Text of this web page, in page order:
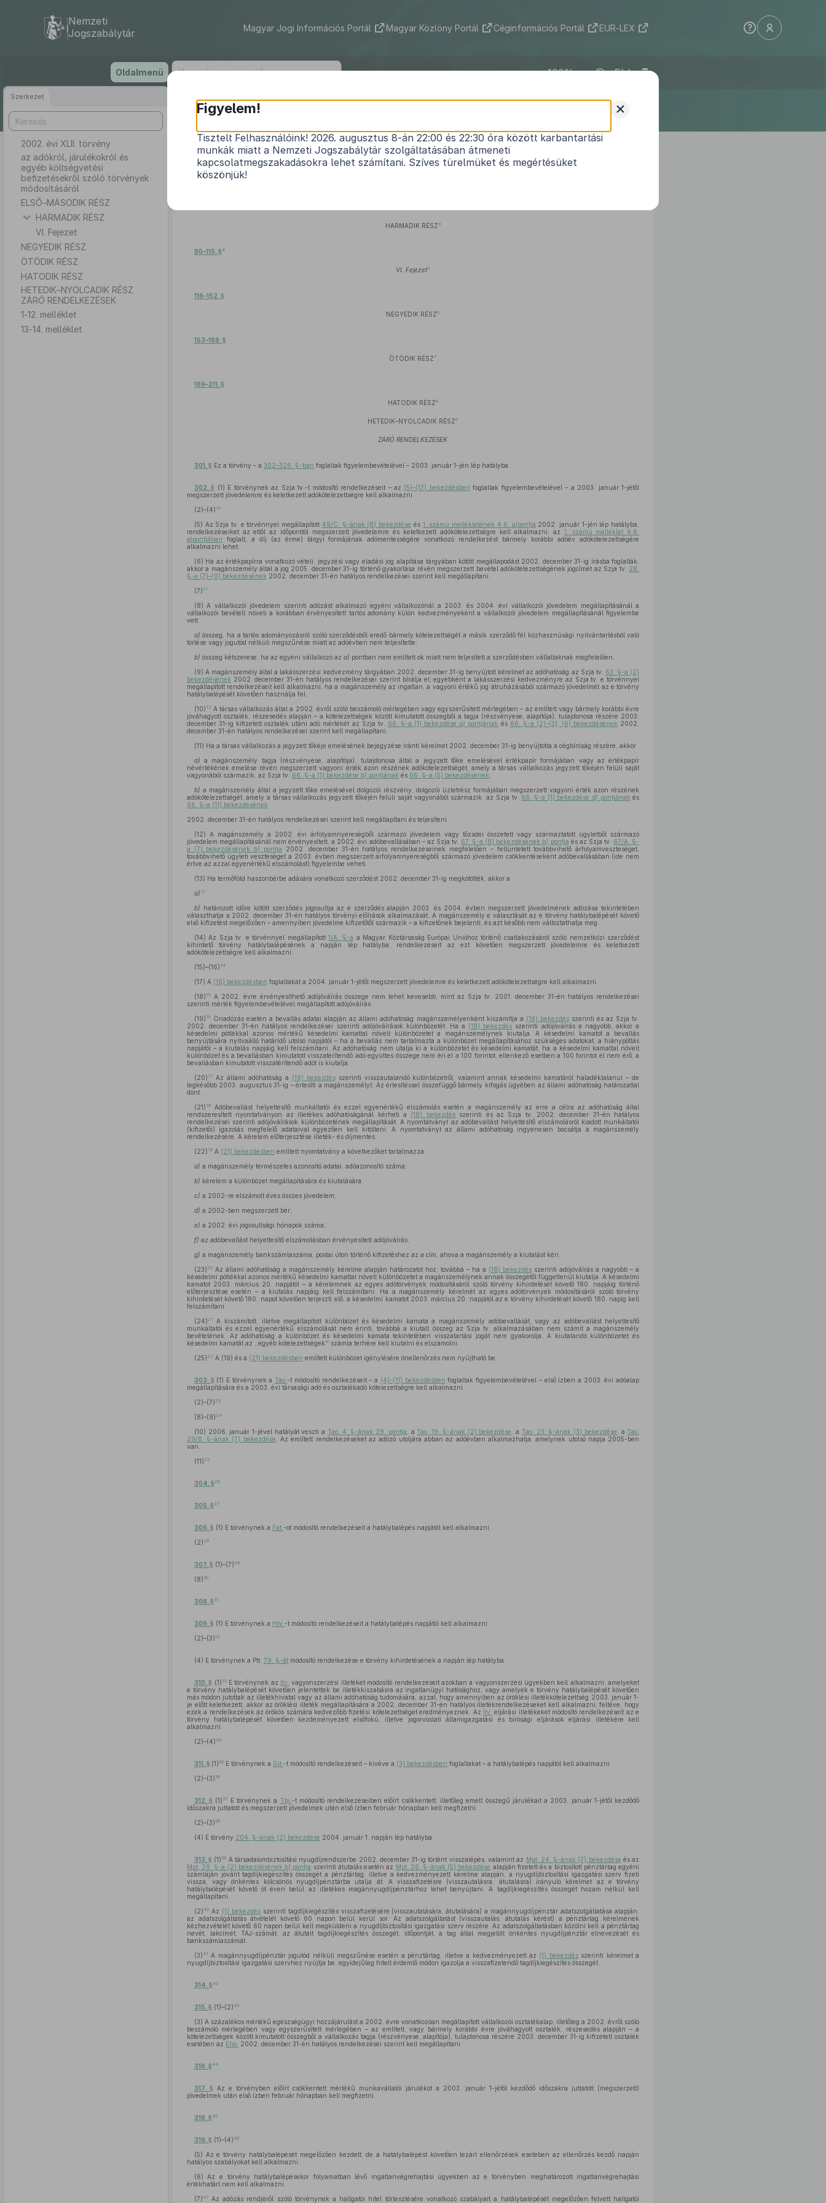
tartalomra
Nemzeti
Jogszabálytár
Magyar Jogi Információs Portál Magyar Közlöny Portál Céginformációs Portál EUR-LEX
Oldalmenü ELI
Szerkezet
2002. évi XLII. törvény
az adókról, járulékokról és
egyéb költségvetési
befizetésekről szóló törvények
módosításáról
ELSŐ–MÁSODIK RÉSZ
HARMADIK RÉSZ
VI. Fejezet
NEGYEDIK RÉSZ
ÖTÖDIK RÉSZ
HATODIK RÉSZ
HETEDIK–NYOLCADIK RÉSZ
ZÁRÓ RENDELKEZÉSEK
1-12. melléklet
13-14. melléklet
2002. évi XLII. törvény
az adókról, járulékokról és egyéb költségvetési befizetésekről szóló törvények
módosításáról1
HARMADIK RÉSZ 3
80–115. §4
VI. Fejezet5
116–152. §
NEGYEDIK RÉSZ6
153–188. §
ÖTÖDIK RÉSZ7
189–211. §
HATODIK RÉSZ8
HETEDIK–NYOLCADIK RÉSZ9
ZÁRÓ RENDELKEZÉSEK
301. § Ez a törvény – a 302–326. §-ban foglaltak figyelembevételével – 2003. január 1-jén lép hatályba.
302. § (1) E törvénynek az Szja tv.-t módosító rendelkezéseit – az (5)–(17) bekezdésben foglaltak figyelembevételével – a 2003. január 1-jétől
megszerzett jövedelemre és keletkezett adókötelezettségre kell alkalmazni.
(2)–(4) 10
(5) Az Szja tv. e törvénnyel megállapított 49/C. §-ának (8) bekezdése és 1. számú mellékletének 4.6. alpontja 2002. január 1-jén lép hatályba,
rendelkezéseiket az ettől az időponttól megszerzett jövedelemre és keletkezett adókötelezettségre kell alkalmazni; az 1. számú melléklet 4.6.
alpontjában foglalt, a díj (az érme) tárgyi formájának adómentességére vonatkozó rendelkezést bármely korábbi adóév adókötelezettségére
alkalmazni lehet.
(6) Ha az értékpapírra vonatkozó vételi, jegyzési vagy eladási jog alapítása tárgyában kötött megállapodást 2002. december 31-ig írásba foglalták,
akkor a magánszemély által a jog 2005. december 31-ig történő gyakorlása révén megszerzett bevétel adókötelezettségének jogcímét az Szja tv. 28.
§-a (7)–(9) bekezdésének 2002. december 31-én hatályos rendelkezései szerint kell megállapítani.
(7) 11
(8) A vállalkozói jövedelem szerinti adózást alkalmazó egyéni vállalkozónál a 2003. és 2004. évi vállalkozói jövedelem megállapításánál a
vállalkozói bevételt növeli a korábban érvényesített tartós adomány külön kedvezményeként a vállalkozói jövedelem megállapításánál figyelembe
vett
a) összeg, ha a tartós adományozásról szóló szerződésből eredő bármely kötelezettségét a másik szerződő fél közhasznúsági nyilvántartásból való
törlése vagy jogutód nélküli megszűnése miatt az adóévben nem teljesítette;
b) összeg kétszerese, ha az egyéni vállalkozó az a) pontban nem említett ok miatt nem teljesített a szerződésben vállaltaknak megfelelően.
(9) A magánszemély által a lakásszerzési kedvezmény tárgyában 2002. december 31-ig benyújtott kérelmet az adóhatóság az Szja tv. 63. §-a (2)
bekezdésének 2002. december 31-én hatályos rendelkezései szerint bírálja el; egyébként a lakásszerzési kedvezményre az Szja tv. e törvénnyel
megállapított rendelkezéseit kell alkalmazni, ha a magánszemély az ingatlan, a vagyoni értékű jog átruházásából származó jövedelmét az e törvény
hatálybalépését követően használja fel.
(10) 12 A társas vállalkozás által a 2002. évről szóló beszámoló mérlegében vagy egyszerűsített mérlegében – az említett vagy bármely korábbi évre
jóváhagyott osztalék, részesedés alapján – a kötelezettségek között kimutatott összegből a tagja (részvényese, alapítója), tulajdonosa részére 2003.
december 31-ig kifizetett osztalék utáni adó mértékét az Szja tv. 66. §-a (1) bekezdésea) pontjának és 66. §-a (2)–(3), (6) bekezdésének 2002.
december 31-én hatályos rendelkezései szerint kell megállapítani.
(11) Ha a társas vállalkozás a jegyzett tőkéje emelésének bejegyzése iránti kérelmet 2002. december 31-ig benyújtotta a cégbíróság részére, akkor
a) a magánszemély tagja (részvényese, alapítója), tulajdonosa által a jegyzett tőke emelésével értékpapír formájában vagy az értékpapír
névértékének emelése révén megszerzett vagyoni érték azon részének adókötelezettségét, amely a társas vállalkozás jegyzett tőkéjén felüli saját
vagyonából származik, az Szja tv.
66. §-a (1) bekezdése b) pontjának és 66. §-a (5) bekezdésének
b) a magánszemély által a jegyzett tőke emelésével dolgozói részvény, dolgozói üzletrész formájában megszerzett vagyoni érték azon részének
adókötelezettségét, amely a társas vállalkozás jegyzett tőkéjén felüli saját vagyonából származik, az Szja tv. 66. §-a (1) bekezdése d) pontjának és
66. §-a (11) bekezdésének
2002. december 31-én hatályos rendelkezései szerint kell megállapítani és teljesíteni.
(12) A magánszemély a 2002. évi árfolyamnyereségből származó jövedelem vagy tőzsdei összetett vagy származtatott ügyletből származó
jövedelem megállapításánál nem érvényesített, a 2002. évi adóbevallásában – az Szja tv. 67. §-a (8) bekezdésénekb) pontja és az Szja tv. 67/A. §-
a (7) bekezdésénekb) pontja 2002. december 31-én hatályos rendelkezéseinek megfelelően – feltüntetett továbbvihető árfolyamveszteséget,
továbbvihető ügyleti veszteséget a 2003. évben megszerzett árfolyamnyereségből származó jövedelem csökkentéseként adóbevallásában (ide nem
értve az azzal egyenértékű elszámolást) figyelembe veheti.
(13) Ha termőföld haszonbérbe adására vonatkozó szerződést 2002. december 31-ig megkötötték, akkor a
a) 13
b) határozott időre kötött szerződés jogosultja az e szerződés alapján 2003. és 2004. évben megszerzett jövedelmének adózása tekintetében
választhatja a 2002. december 31-én hatályos törvényi előírások alkalmazását. A magánszemély e választását az e törvény hatálybalépését követő
első kifizetést megelőzően – amennyiben jövedelme kifizetőtől származik – a kifizetőnek bejelenti, és azt később nem változtathatja meg.
(14) Az Szja tv. e törvénnyel megállapított1/A. §-a a Magyar Köztársaság Európai Unióhoz történő csatlakozásáról szóló nemzetközi szerződést
kihirdető törvény hatálybalépésének a napján lép hatályba, rendelkezéseit az ezt követően megszerzett jövedelemre és keletkezett
adókötelezettségre kell alkalmazni.
(15)–(16) 14
(17) A (16) bekezdésben foglaltakat a 2004. január 1-jétől megszerzett jövedelemre és keletkezett adókötelezettségre kell alkalmazni.
(18) 15A 2002. évre érvényesíthető adójóváírás összege nem lehet kevesebb, mint az Szja tv. 2001. december 31-én hatályos rendelkezései
szerinti mérték figyelembevételével megállapított adójóváírás.
(19) 16Önadózás esetén a bevallás adatai alapján az állami adóhatóság magánszemélyenként kiszámítja a (18) bekezdésszerinti és az Szja tv.
2002. december 31-én hatályos rendelkezései szerinti adójóváírások különbözetét. Ha a (18) bekezdés szerinti adójóváírás a nagyobb, akkor a
késedelmi pótlékkal azonos mértékű késedelmi kamattal növelt különbözetet a magánszemélynek kiutalja. A késedelmi kamatot a bevallás
benyújtására nyitvaálló határidő utolsó napjától – ha a bevallás nem tartalmazta a különbözet megállapításához szükséges adatokat, a hiánypótlás
napjától – a kiutalás napjáig kell felszámítani. Az adóhatóság nem utalja ki a különbözetet és késedelmi kamatát, ha a késedelmi kamattal növelt
különbözet és a bevallásban kimutatott visszatérítendő adó együttes összege nem éri el a 100 forintot, ellenkező esetben a 100 forintot el nem érő, a
bevallásban kimutatott visszatérítendő adót is kiutalja.
(20) 17Az állami adóhatóság a (19) bekezdésszerinti visszautalandó különbözetről, valamint annak késedelmi kamatáról haladéktalanul – de
legkésőbb 2003. augusztus 31-ig – értesíti a magánszemélyt. Az értesítéssel összefüggő bármely kifogás ügyében az állami adóhatóság határozattal
dönt.
(21) 18Adóbevallást helyettesítő munkáltatói és ezzel egyenértékű elszámolás esetén a magánszemély az erre a célra az adóhatóság által
rendszeresített nyomtatványon az illetékes adóhatóságánál kérheti a (18) bekezdésszerinti és az Szja tv. 2002. december 31-én hatályos
rendelkezései szerinti adójóváírások különbözetének megállapítását. A nyomtatványt az adóbevallást helyettesítő elszámolásról kiadott munkáltatói
(kifizetői) igazolás megfelelő adataival egyezően kell kitölteni. A nyomtatványt az állami adóhatóság ingyenesen bocsátja a magánszemély
rendelkezésére. A kérelem előterjesztése illeték- és díjmentes.
(22) 19A (21) bekezdésben említett nyomtatvány a következőket tartalmazza:
a) a magánszemély természetes azonosító adatai, adóazonosító száma;
b) kérelem a különbözet megállapítására és kiutalására;
c) a 2002-re elszámolt éves összes jövedelem;
d) a 2002-ben megszerzett bér;
e) a 2002. évi jogosultsági hónapok száma;
f) az adóbevallást helyettesítő elszámolásban érvényesített adójóváírás;
g) a magánszemély bankszámlaszáma, postai úton történő kifizetéshez az a cím, ahova a magánszemély a kiutalást kéri.
(23) 20Az állami adóhatóság a magánszemély kérelme alapján határozatot hoz, továbbá – ha a (18) bekezdés szerinti adójóváírás a nagyobb – a
késedelmi pótlékkal azonos mértékű késedelmi kamattal növelt különbözetet a magánszemélynek annak összegétől függetlenül kiutalja. A késedelmi
kamatot 2003. március 20. napjától – a kérelemnek az egyes adótörvények módosításáról szóló törvény kihirdetését követő 180. napjáig történő
előterjesztése esetén – a kiutalás napjáig kell felszámítani. Ha a magánszemély kérelmét az egyes adótörvények módosításáról szóló törvény
kihirdetését követő 180. napot követően terjeszti elő, a késedelmi kamatot 2003. március 20. napjától az e törvény kihirdetését követő 180. napig kell
felszámítani.
(24) 21
A kiszámított, illetve megállapított különbözet és késedelmi kamata a magánszemély adóbevallását, vagy az adóbevallást helyettesítő
munkáltatói és ezzel egyenértékű elszámolását nem érinti, továbbá a kiutalt összeg az Szja tv. alkalmazásában nem számít a magánszemély
bevételének. Az adóhatóság a különbözet és késedelmi kamata tekintetében visszatartási jogát nem gyakorolja. A kiutalandó különbözetet és
késedelmi kamatát az ,,egyéb kötelezettségek'' számla terhére kell kiutalni és elszámolni.
(25) 22 A (19) és a (21) bekezdésben említett különbözet igénylésére önellenőrzés nem nyújtható be.
303. § (1) E törvénynek a Tao.-t módosító rendelkezéseit – a (4)–(11) bekezdésben foglaltak figyelembevételével – első ízben a 2003. évi adóalap
megállapítására és a 2003. évi társasági adó és osztalékadó kötelezettségre kell alkalmazni.
(2)–(7) 23
(8)–(9) 24
(10) 2006. január 1-jével hatályát veszti a Tao. 4. §-ának 28. pontja , a Tao. 19. §-ának (2) bekezdése , a Tao. 23. §-ának (3) bekezdése , a Tao.
29/B. §-ának (7) bekezdése . Az említett rendelkezéseket az adózó utoljára abban az adóévben alkalmazhatja, amelynek utolsó napja 2005-ben
van.
(11) 25
304. § 26
305. § 27
306. § (1) E törvénynek a Fat. -ot módosító rendelkezéseit a hatálybalépés napjától kell alkalmazni.
(2) 28
307. § (1)–(7) 29
(8) 30
308. § 31
309. § (1) E törvénynek a Htv. -t módosító rendelkezéseit a hatálybalépés napjától kell alkalmazni.
(2)–(3) 32
(4) E törvénynek a Ptt. 79. §-átmódosító rendelkezése e törvény kihirdetésének a napján lép hatályba.
310. § (1) 33E törvénynek az Itv. vagyonszerzési illetéket módosító rendelkezéseit azokban a vagyonszerzési ügyekben kell alkalmazni, amelyeket
e törvény hatálybalépését követően jelentettek be illetékkiszabásra az ingatlanügyi hatósághoz, vagy amelyek e törvény hatálybalépését követően
más módon jutottak az illetékhivatal vagy az állami adóhatóság tudomására, azzal, hogy amennyiben az öröklési illetékkötelezettség 2003. január 1-
je előtt keletkezett, akkor az öröklési illeték megállapítására a 2002. december 31-én hatályos illetékrendelkezéseket kell alkalmazni, feltéve, hogy
ezek a rendelkezések az örökös számára kedvezőbb fizetési kötelezettséget eredményeznek. Az Itv. eljárási illetékeket módosító rendelkezéseit az e
törvény hatálybalépését követően kezdeményezett elsőfokú, illetve jogorvoslati államigazgatási és bírósági eljárások eljárási illetékére kell
alkalmazni.
(2)–(4) 34
311. § (1) 35E törvénynek a Gjt. -t módosító rendelkezéseit – kivéve a (3) bekezdésben foglaltakat – a hatálybalépés napjától kell alkalmazni.
(2)–(3) 36
312. § (1)37 E törvénynek a Tbj. -t módosító rendelkezéseiben előírt csökkentett, illetőleg emelt összegű járulékait a 2003. január 1-jétől kezdődő
időszakra juttatott és megszerzett jövedelmek után első ízben február hónapban kell megfizetni.
(2)–(3) 38
(4) E törvény 204. §-ának (2) bekezdése 2004. január 1. napján lép hatályba.
313. § (1)39 A társadalombiztosítási nyugdíjrendszerbe 2002. december 31-ig történt visszalépés, valamint az Mpt. 24. §-ának (7) bekezdése és az
Mpt. 29. §-a (2) bekezdésénekb) pontja szerinti átutalás esetén az Mpt. 26. §-ának (5) bekezdése alapján fizetett és a biztosított pénztártag egyéni
számláján jóváírt tagdíjkiegészítés összegét a pénztártag, illetve a kedvezményezett kérelme alapján, a nyugdíjbiztosítási igazgatási szerv fizeti
vissza, vagy önkéntes kölcsönös nyugdíjpénztárba utalja át. A visszafizetésre (visszautalásra, átutalásra) irányuló kérelmet az e törvény
hatálybalépését követő öt éven belül az illetékes magánnyugdíjpénztárhoz lehet benyújtani. A tagdíjkiegészítés összegét hozam nélkül kell
megállapítani.
(2)40Az (1) bekezdésszerinti tagdíjkiegészítés visszafizetésére (visszautalására, átutalására) a magánnyugdíjpénztár adatszolgáltatása alapján,
az adatszolgáltatás átvételét követő 60 napon belül kerül sor. Az adatszolgáltatást (visszautalás, átutalás kérést) a pénztártag kérelmének
kézhezvételét követő 60 napon belül kell megküldeni a nyugdíjbiztosítási igazgatási szerv részére. Az adatszolgáltatásban közölni kell a pénztártag
nevét, lakcímét, TAJ-számát, az átutalt tagdíjkiegészítés összegét, időpontját, a tag által megjelölt önkéntes nyugdíjpénztár elnevezését és
bankszámlaszámát.
(3)41 A magánnyugdíjpénztár jogutód nélküli megszűnése esetén a pénztártag, illetve a kedvezményezett az (1) bekezdésszerinti kérelmet a
nyugdíjbiztosítási igazgatási szervhez nyújtja be, egyidejűleg hitelt érdemlő módon igazolja a visszafizetendő tagdíjkiegészítés összegét.
314. §42
315. § (1)–(2)43
(3) A százalékos mértékű egészségügyi hozzájárulást a 2002. évre vonatkozóan megállapított vállalkozói osztalékalap, illetőleg a 2002. évről szóló
beszámoló mérlegében vagy egyszerűsített mérlegében – az említett, vagy bármely korábbi évre jóváhagyott osztalék, részesedés alapján – a
kötelezettségek között kimutatott összegből a vállalkozás tagja (részvényese, alapítója), tulajdonosa részére 2003. december 31-ig kifizetett osztalék
esetében az Eho. 2002. december 31-én hatályos rendelkezései szerint kell megállapítani.
316. §44
317. § Az e törvényben előírt csökkentett mértékű munkavállalói járulékot a 2003. január 1-jétől kezdődő időszakra juttatott (megszerzett)
jövedelmek után első ízben február hónapban kell megfizetni.
318. §45
319. § (1)–(4)46
(5) Az e törvény hatálybalépését megelőzően kezdett, de a hatálybalépést követően lezárt ellenőrzések esetében az ellenőrzés kezdő napján
hatályos szabályokat kell alkalmazni.
(6) Az e törvény hatálybalépésekor folyamatban lévő ingatlanvégrehajtási ügyekben az e törvényben meghatározott ingatlanvégrehajtási
értékhatárt nem kell alkalmazni.
(7)47Az adózás rendjéről szóló törvénynek a hallgatói hitel törlesztésére vonatkozó szabályait a hatálybalépését megelőzően felvett hallgatói
+
Figyelem!
Tisztelt Felhasználóink! 2026. augusztus 8-án 22:00 és 22:30 óra között karbantartási
munkák miatt a Nemzeti Jogszabálytár szolgáltatásában átmeneti
kapcsolatmegszakadásokra lehet számítani. Szíves türelmüket és megértésüket
köszönjük!